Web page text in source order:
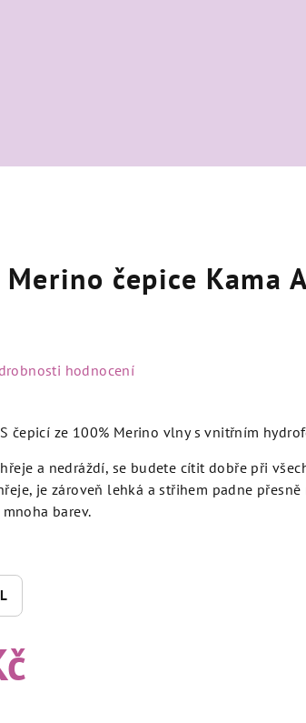
čepice Kama
hodnocení
S čepicí ze 100% Merino vlny s vnitřním
a nedráždí, se budete cítit dobře při
je zároveň lehká a střihem padne
barev.